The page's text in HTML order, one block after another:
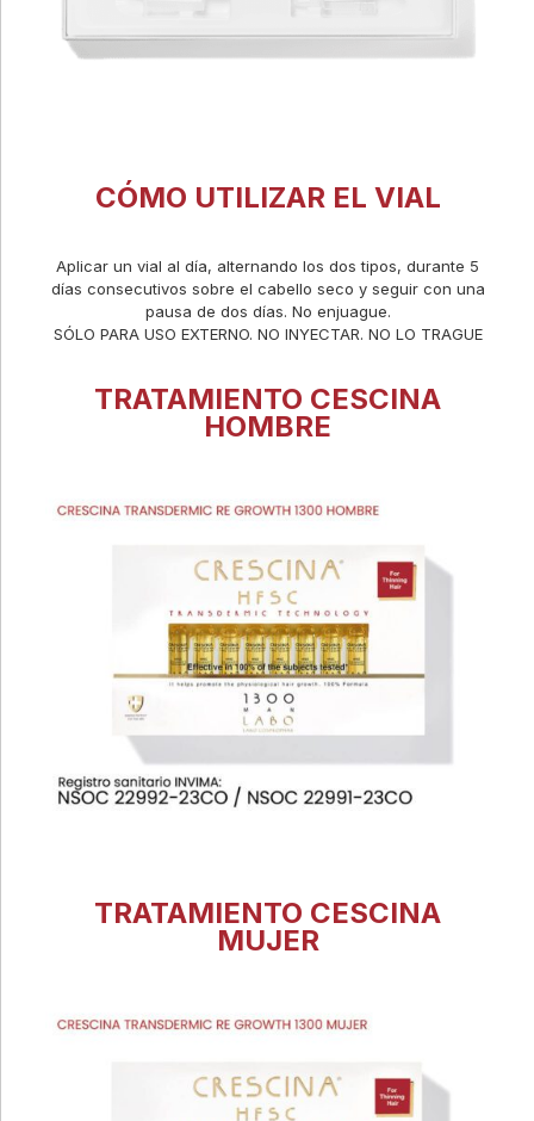
CÓMO UTILIZAR EL VIAL
Aplicar un vial al día, alternando los dos tipos, durante 5
días consecutivos sobre el cabello seco y seguir con una
pausa de dos días. No enjuague.
SÓLO PARA USO EXTERNO. NO INYECTAR. NO LO TRAGUE
TRATAMIENTO CESCINA
HOMBRE
TRATAMIENTO CESCINA
MUJER